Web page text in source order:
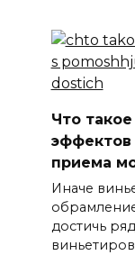
Что
приема
Иначе
достичь